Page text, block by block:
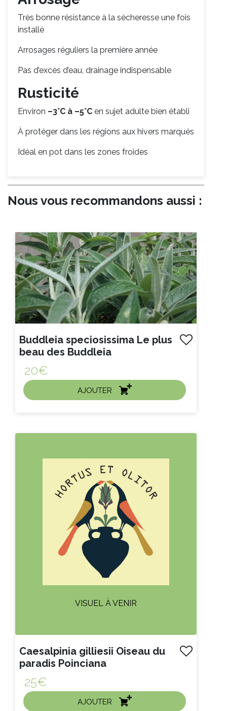
Très bonne résistance à la sécheresse une fois
installé
Arrosages réguliers la première année
Pas d’excès d’eau, drainage indispensable
Rusticité
Environ –3°C à –5°C en sujet adulte bien établi
À protéger dans les régions aux hivers marqués
Idéal en pot dans les zones froides
Nous vous recommandons aussi :
Buddleia speciosissima Le plus
beau des Buddleia
20€
AJOUTER
ACHAT EXPRESS
VISUEL À VENIR
Caesalpinia gilliesii Oiseau du
paradis Poinciana
25€
AJOUTER